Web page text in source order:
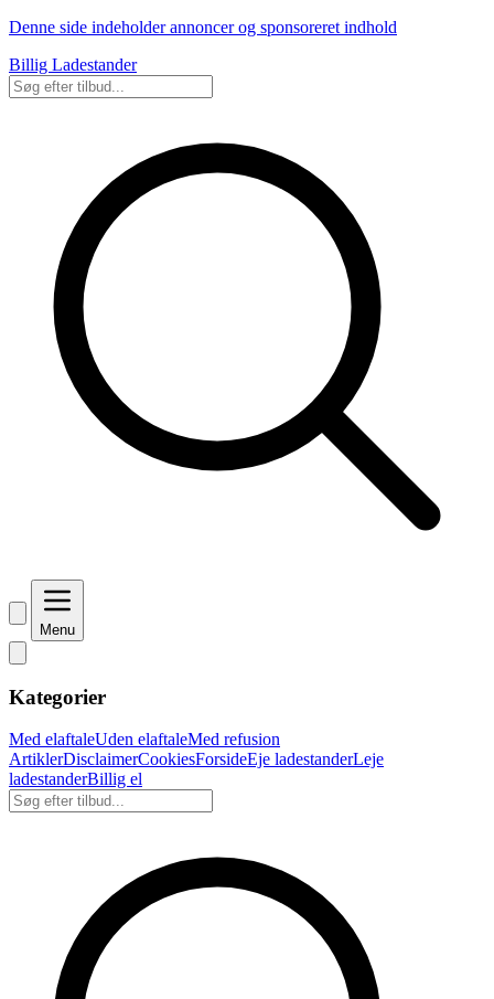
Denne side indeholder annoncer og sponsoreret indhold
Billig Ladestander
Menu
Kategorier
Med elaftaleUden elaftaleMed refusion
ArtiklerDisclaimerCookiesForsideEje ladestanderLeje
ladestanderBillig el